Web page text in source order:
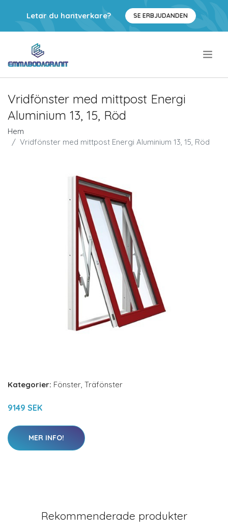
Letar du hantverkare? SE ERBJUDANDEN
Vridfönster med mittpost Energi
Aluminium 13, 15, Röd
Hem
Vridfönster med mittpost Energi Aluminium 13, 15, Röd
Kategorier: Fönster, Träfönster
9149 SEK
MER INFO!
Rekommenderade produkter